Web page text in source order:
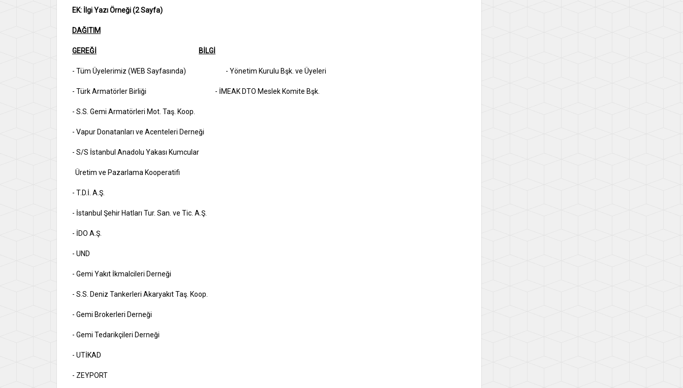
EK: İlgi Yazı Örneği (2 Sayfa)
DAĞITIM
GEREĞİ BİLGİ
- Tüm Üyelerimiz (WEB Sayfasında) - Yönetim Kurulu Bşk. ve Üyeleri
- Türk Armatörler Birliği - İMEAK DTO Meslek Komite Bşk.
- S.S. Gemi Armatörleri Mot. Taş. Koop.
- Vapur Donatanları ve Acenteleri Derneği
- S/S İstanbul Anadolu Yakası Kumcular
Üretim ve Pazarlama Kooperatifi
- T.D.İ. A.Ş.
- İstanbul Şehir Hatları Tur. San. ve Tic. A.Ş.
- İDO A.Ş.
- UND
- Gemi Yakıt İkmalcileri Derneği
- S.S. Deniz Tankerleri Akaryakıt Taş. Koop.
- Gemi Brokerleri Derneği
- Gemi Tedarikçileri Derneği
- UTİKAD
- ZEYPORT